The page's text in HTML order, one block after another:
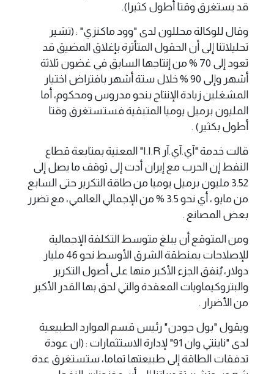
قد يستغرق وقتا أطول كثيرا).
وقال للوكالة محللون لدى "وود ماكنزي" : (تشير
تحليلاتنا إلى أن الحقول المتأثرة بإغلاق المضيق قد
تعود إلى 70 % من إنتاجها السابق في غضون ثلاثة
أشهر وإلى 90 % خلال ستة أشهر بافتراض اختيار
المشغلين زيادة الإنتاج بنحو مدروس ومحكوم، أما
المليون برميل يوميا المتبقية فستستغرق وقتا
أطول بكثير) .
قالت خدمة "آي.آي.آر I.I.R" المعنية بمتابعة قطاع
النفط إن الحرب مع إيران أدت إلى توقف ما يصل إلى
3.52 مليون برميل يوميا من طاقة التكرير حتى السابع
من مايو ، أي نحو 3.5 % من الإجمالي العالمي، مع تضرر
بعض المصانع .
ومن المتوقع أن يبلغ متوسط التكلفة الإجمالية
للإصلاحات بمنطقة الشرق الأوسط نحو 46 مليار
دولار، يُنفق الجزء الأكبر منها على أصول التكرير
والبتروكيماويات المعقدة والتي لحق بها القدر الأكبر
من الأضرار .
ويقول "بول جودن" رئيس قسم الموارد ⁠الطبيعية
لدى "ناينتي وان 91" لإدارة الاستثمارات : (ان عودة
تدفقات الطاقة إلى طبيعتها تماما، ستستغرق عدة